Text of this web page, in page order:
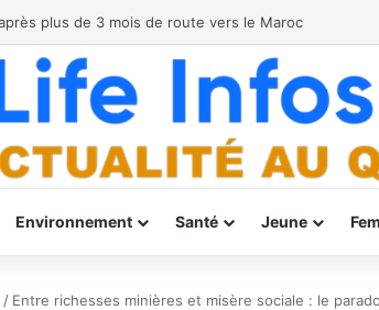
Environnement Santé Jeune
/ Entre richesses minières et misère sociale : le